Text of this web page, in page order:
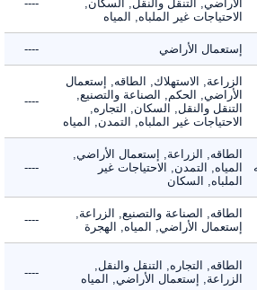
الأراضي, التنقل والنقل, السكان,
الاحتياجات غير الملباه, المياه
----
إستعمال الأراضي ----
الزراعة, الاستهلاك, الطاقه, إستعمال
الأراضي, الحكم, الصناعة والتصنيع,
التنقل والنقل, السكان, التجاره,
الاحتياجات غير الملباه, التمدن, المياه
----
الطاقه, الزراعة, إستعمال الأراضي,
المياه, التمدن, الاحتياجات غير
الملباه, السكان
----
الطاقه, الصناعة والتصنيع, الزراعة,
إستعمال الأراضي, المياه, الهجرة
----
الطاقه, التجاره, التنقل والنقل,
الزراعة, إستعمال الأراضي, المياه
----